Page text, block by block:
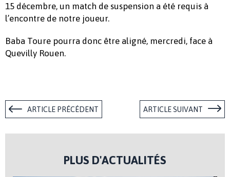
15 décembre, un match de suspension a été requis à
l’encontre de notre joueur.
Baba Toure pourra donc être aligné, mercredi, face à
Quevilly Rouen.
ARTICLE PRÉCÉDENT ARTICLE SUIVANT
PLUS D'ACTUALITÉS